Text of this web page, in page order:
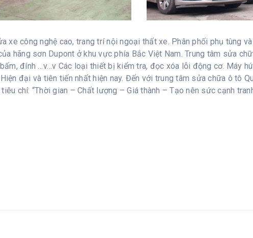
xe công nghệ cao, trang trí nội ngoại thất xe. Phân phối phụ tùng
hãng sơn Dupont ở khu vực phía Bắc Việt Nam. Trung tâm sửa
đính …v…v Các loại thiết bị kiểm tra, đọc xóa lỗi động cơ. Máy
đại và tiên tiến nhất hiện nay. Đến với trung tâm sửa chữa ô tô
chí: “Thời gian – Chất lượng – Giá thành – Tạo nên sức cạnh